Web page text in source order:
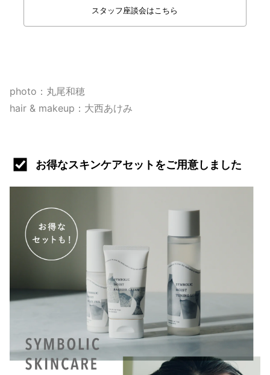
スタッフ座談会はこちら
photo：丸尾和穂
hair & makeup：大西あけみ
お得なスキンケアセットをご用意しました